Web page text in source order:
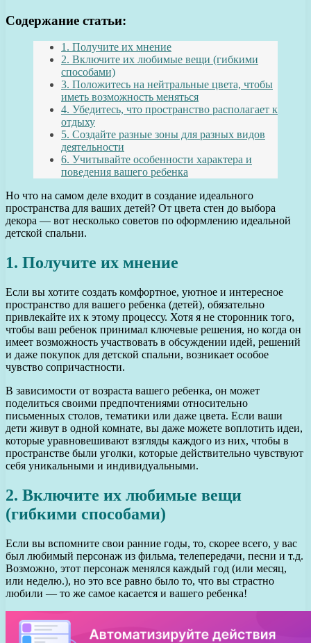
Содержание статьи:
1. Получите их мнение
2. Включите их любимые вещи (гибкими
способами)
3. Положитесь на нейтральные цвета, чтобы
иметь возможность меняться
4. Убедитесь, что пространство располагает к
отдыху
5. Создайте разные зоны для разных видов
деятельности
6. Учитывайте особенности характера и
поведения вашего ребенка
Но что на самом деле входит в создание идеального
пространства для ваших детей? От цвета стен до выбора
декора — вот несколько советов по оформлению идеальной
детской спальни.
1. Получите их мнение
Если вы хотите создать комфортное, уютное и интересное
пространство для вашего ребенка (детей), обязательно
привлекайте их к этому процессу. Хотя я не сторонник того,
чтобы ваш ребенок принимал ключевые решения, но когда он
имеет возможность участвовать в обсуждении идей, решений
и даже покупок для детской спальни, возникает особое
чувство сопричастности.
В зависимости от возраста вашего ребенка, он может
поделиться своими предпочтениями относительно
письменных столов, тематики или даже цвета. Если ваши
дети живут в одной комнате, вы даже можете воплотить идеи,
которые уравновешивают взгляды каждого из них, чтобы в
пространстве были уголки, которые действительно чувствуют
себя уникальными и индивидуальными.
2. Включите их любимые вещи
(гибкими способами)
Если вы вспомните свои ранние годы, то, скорее всего, у вас
был любимый персонаж из фильма, телепередачи, песни и т.д.
Возможно, этот персонаж менялся каждый год (или месяц,
или неделю.), но это все равно было то, что вы страстно
любили — то же самое касается и вашего ребенка!